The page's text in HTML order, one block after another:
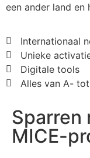
een ander land en
Internationaal
Unieke
Digitale tools
Alles van A-
Sparren
MICE-